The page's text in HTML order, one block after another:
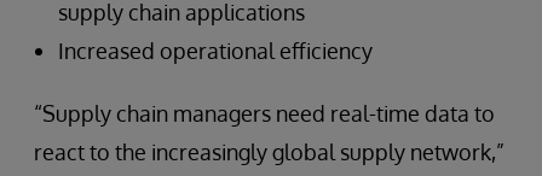
supply chain applications
Increased operational efficiency
“Supply chain managers need real-time data to
react to the increasingly global supply network,”